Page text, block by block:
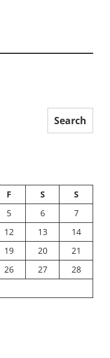
Search
F S
S
5 6
7
12 13
14
19 20
21
26 27
28